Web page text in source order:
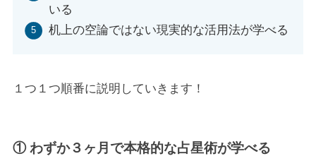
いる
机上の空論ではない現実的な活用法が学べる
１つ１つ順番に説明していきます！
① わずか３ヶ月で本格的な占星術が学べる